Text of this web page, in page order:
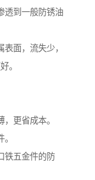
透到一般防锈油
面，流失少，
。
更省成本。
铁五金件的防